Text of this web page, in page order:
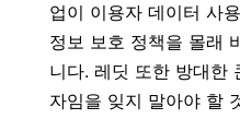
업이 이용자 데이터 사
정보 보호 정책을 몰래
니다. 레딧 또한 방대한
자임을 잊지 말아야 할